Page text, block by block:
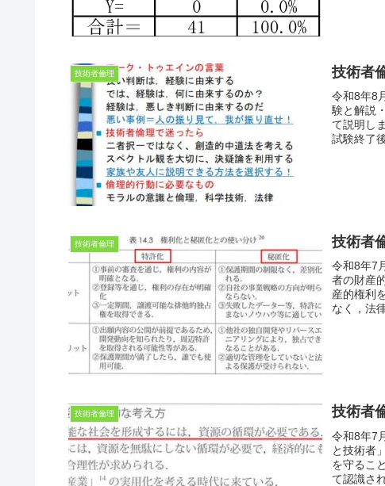
技術者倫理 技術者
令和8年8
験と解説
て説明し
試験終了
技術者倫理 技術者
令和8年7
者の財産
産的権利
なく，法
技術者倫理 技術者
令和8年7
と技術者
を守るこ
て認識さ